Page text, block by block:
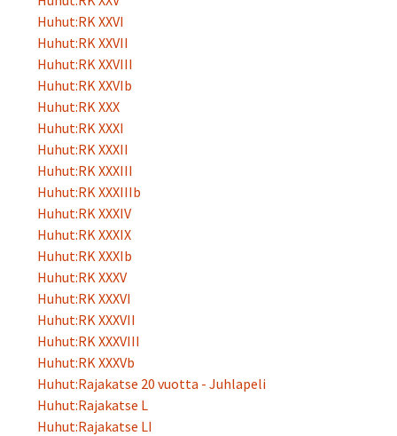
Huhut:RK XXVI
Huhut:RK XXVII
Huhut:RK XXVIII
Huhut:RK XXVIb
Huhut:RK XXX
Huhut:RK XXXI
Huhut:RK XXXII
Huhut:RK XXXIII
Huhut:RK XXXIIIb
Huhut:RK XXXIV
Huhut:RK XXXIX
Huhut:RK XXXIb
Huhut:RK XXXV
Huhut:RK XXXVI
Huhut:RK XXXVII
Huhut:RK XXXVIII
Huhut:RK XXXVb
Huhut:Rajakatse 20 vuotta - Juhlapeli
Huhut:Rajakatse L
Huhut:Rajakatse LI